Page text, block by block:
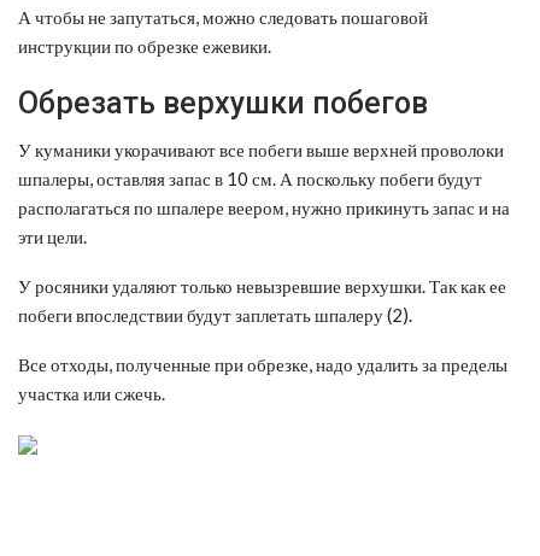
А чтобы не запутаться, можно следовать пошаговой
инструкции по обрезке ежевики.
Обрезать верхушки побегов
У куманики укорачивают все побеги выше верхней проволоки
шпалеры, оставляя запас в 10 см. А поскольку побеги будут
располагаться по шпалере веером, нужно прикинуть запас и на
эти цели.
У росяники удаляют только невызревшие верхушки. Так как ее
побеги впоследствии будут заплетать шпалеру (2).
Все отходы, полученные при обрезке, надо удалить за пределы
участка или сжечь.